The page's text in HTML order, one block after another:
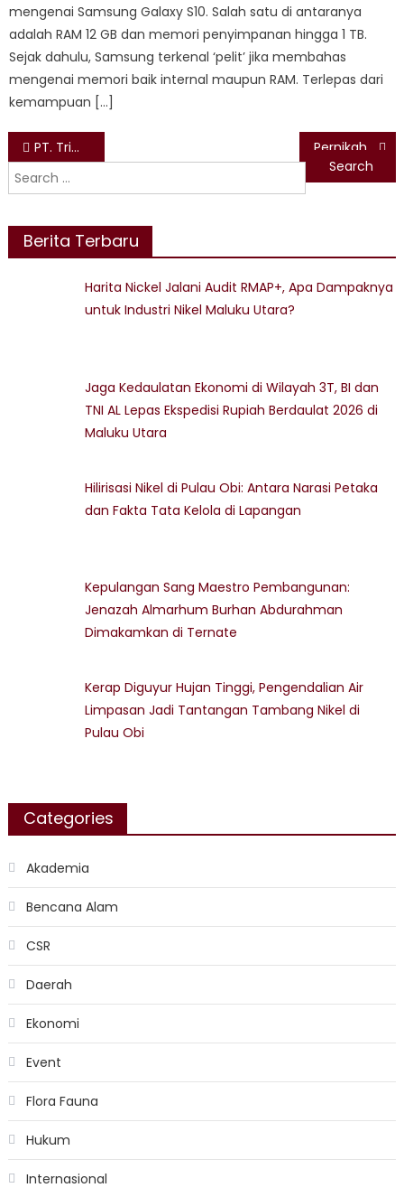
mengenai Samsung Galaxy S10. Salah satu di antaranya
adalah RAM 12 GB dan memori penyimpanan hingga 1 TB.
Sejak dahulu, Samsung terkenal ‘pelit’ jika membahas
mengenai memori baik internal maupun RAM. Terlepas dari
kemampuan […]
Post
navigation
PT. Trimegah Batalkan Rencana Pembuangan Limbah ke Laut
Search
for:
Berita Terbaru
Harita Nickel Jalani Audit RMAP+, Apa Dampaknya
untuk Industri Nikel Maluku Utara?
Jaga Kedaulatan Ekonomi di Wilayah 3T, BI dan
TNI AL Lepas Ekspedisi Rupiah Berdaulat 2026 di
Maluku Utara
Hilirisasi Nikel di Pulau Obi: Antara Narasi Petaka
dan Fakta Tata Kelola di Lapangan
Kepulangan Sang Maestro Pembangunan:
Jenazah Almarhum Burhan Abdurahman
Dimakamkan di Ternate
Kerap Diguyur Hujan Tinggi, Pengendalian Air
Limpasan Jadi Tantangan Tambang Nikel di
Pulau Obi
Categories
Akademia
Bencana Alam
CSR
Daerah
Ekonomi
Event
Flora Fauna
Hukum
Internasional